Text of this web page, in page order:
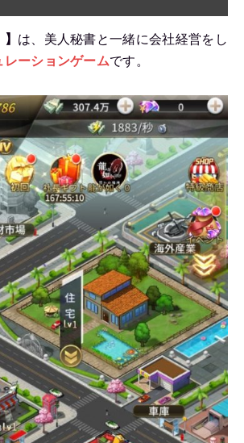
は、美人秘書と一緒に会社経営をし
レーションゲームです。